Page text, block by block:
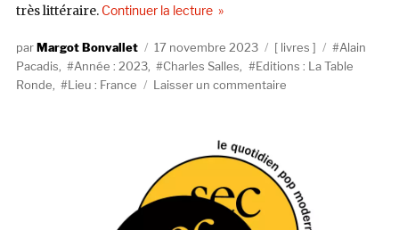
très littéraire. Continuer la lecturede « Charles Salles, Alain
AuteurMargot Bonvallet
Publié
le
17 novembre 2023 Catégories
livres Étiquettes
Alain
Pacadis, Année : 2023, Charles Salles,
Editions : La Table
Ronde, Lieu : France Laisser un commentaire
Face
B
(La